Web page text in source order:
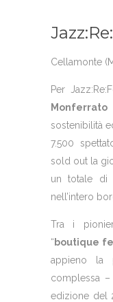
Cellamonte
Per
Monferrato
sostenibilità
7.500
sold out la
un totale di
nell’intero
Tra i
“ boutique
appieno la
complessa
edizione del